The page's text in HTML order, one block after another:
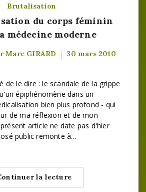
Brutalisation
du corps féminin
médecine moderne
Marc GIRARD 30 mars 2010
de le dire : le scandale de la grippe
épiphénomène dans un
bien plus profond - qui
de ma réflexion et de mon
article ne date pas d'hier
public remonte à…
la lecture